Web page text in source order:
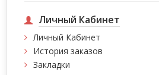
Личный Кабинет
Личный Кабинет
История заказов
Закладки